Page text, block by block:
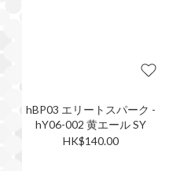
hBP03 エリートスパーク -
hY06-002 黄エール SY
HK$140.00